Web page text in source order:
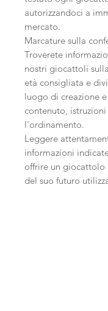
autorizzandoci a
mercato.
Marcature sulla
Troverete
nostri giocattoli
età consigliata e
luogo di creazione
contenuto,
l'ordinamento.
Leggere
informazioni
offrire un
del suo futuro